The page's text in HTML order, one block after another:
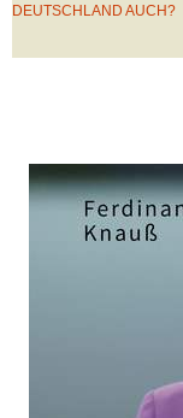
DEUTSCHLAND AUCH?